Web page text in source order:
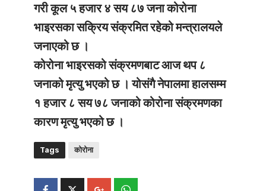
गरी कूल ५ हजार ४ सय ८७ जना कोरोना
भाइरसका सक्रिय संक्रमित रहेको मन्त्रालयले
जनाएको छ ।
कोरोना भाइरसको संक्रमणबाट आज थप ८
जनाको मृत्यु भएको छ । योसंगै नेपालमा हालसम्म
१ हजार ८ सय ७८ जनाको कोरोना संक्रमणका
कारण मृत्यु भएको छ ।
Tags कोरोना